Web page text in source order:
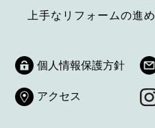
上手なリフォームの進
個人情報保護方針
アクセス